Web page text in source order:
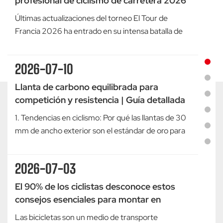
Últimas actualizaciones del torneo El Tour de
Francia 2026 ha entrado en su intensa batalla de
Vingegaard, dos veces campeón del Tour de
Francia y principal aspirante al título, sufrió una
caída a alta velo...
2026-07-10
Llanta de carbono equilibrada para
competición y resistencia | Guía detallada
de nuestra llanta de carbono para freno de
disco tubeless de 30 mm de ancho
1. Tendencias en ciclismo: Por qué las llantas de 30
mm de ancho exterior son el estándar de oro para
rendimiento ligero en competición y comodidad en
rutas largas por caminos de grava. Las llantas
estrechas...
2026-07-03
El 90% de los ciclistas desconoce estos
consejos esenciales para montar en
bicicleta.
Las bicicletas son un medio de transporte